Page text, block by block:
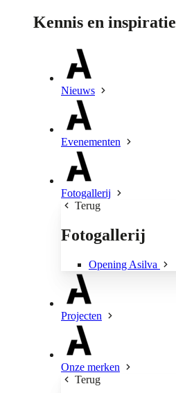
Kennis en inspiratie
Nieuws
Evenementen
Fotogallerij
Terug
Fotogallerij
Opening Asilva
Projecten
Onze merken
Terug